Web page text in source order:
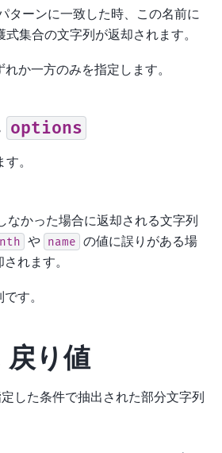
ターンに一致した時、この名前に
集合の文字列が返却されます。
れか一方のみを指定します。
options
。
なかった場合に返却される文字列
nth や name の値に誤りがある場
れます。
す。
戻り値
した条件で抽出された部分文字列